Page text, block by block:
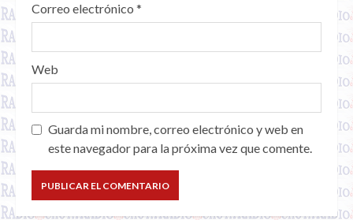
Correo electrónico *
Web
Guarda mi nombre, correo electrónico y web en
este navegador para la próxima vez que comente.